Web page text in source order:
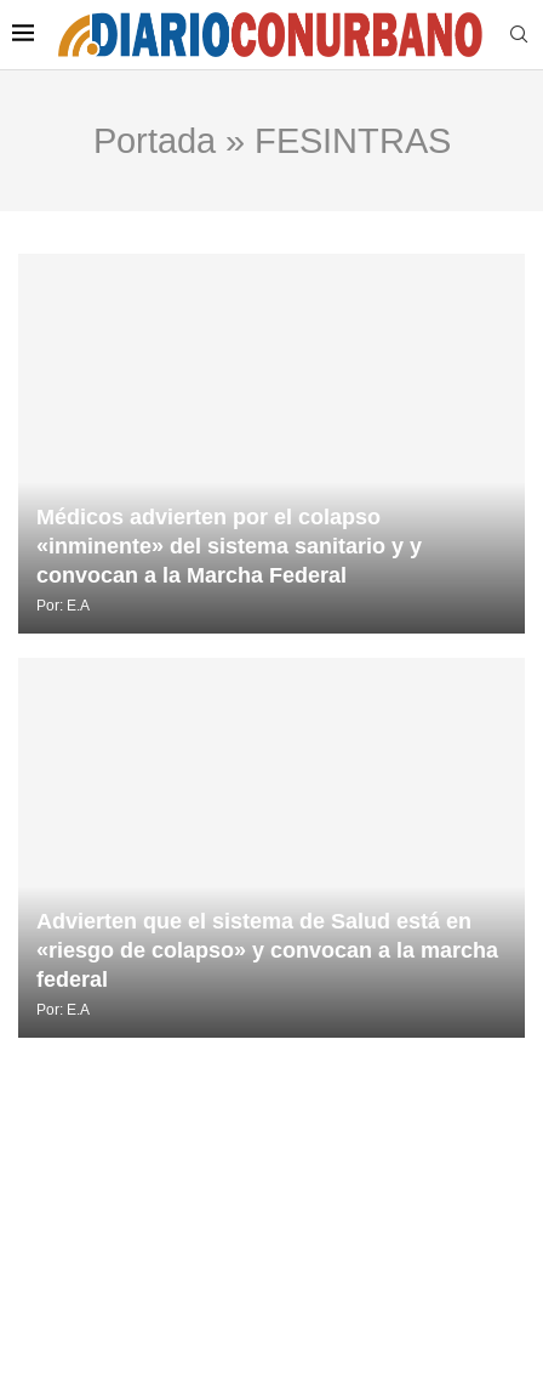
Portada» FESINTRAS
Médicos advierten por el colapso
«inminente» del sistema sanitario y y
convocan a la Marcha Federal
Por: E.A
Advierten que el sistema de Salud está en
«riesgo de colapso» y convocan a la marcha
federal
Por: E.A